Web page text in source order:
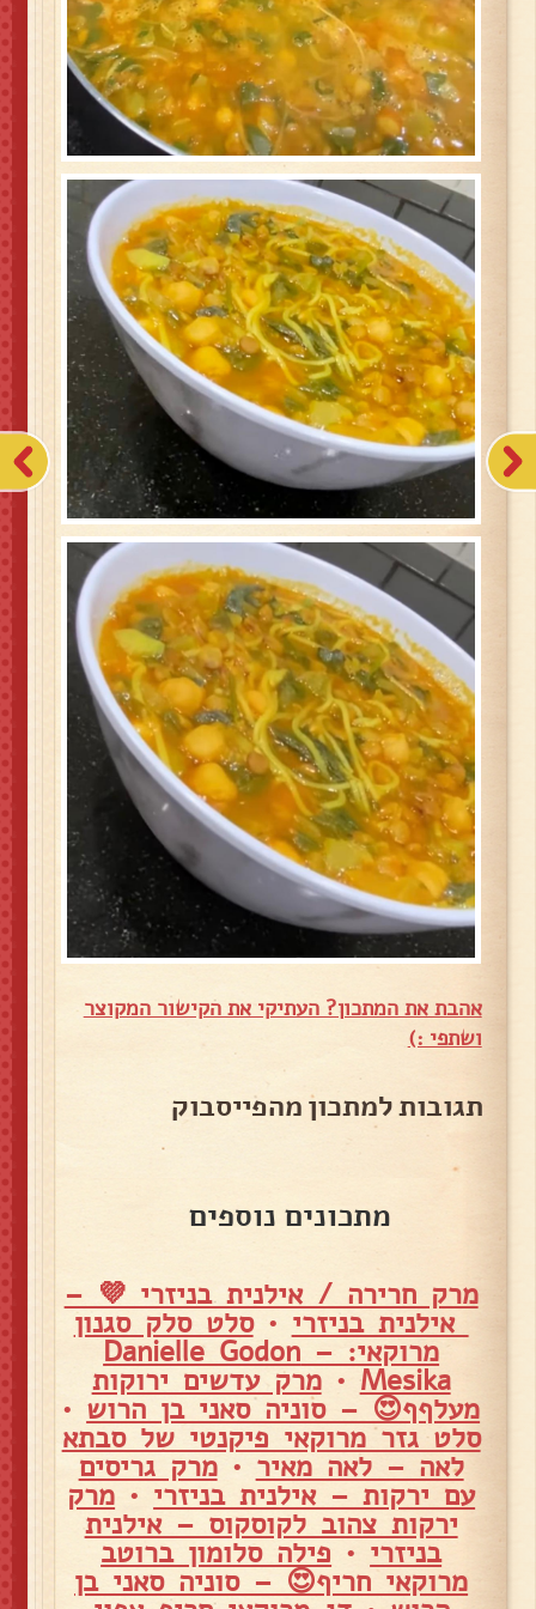
אהבת את המתכון? העתיקי את הקישור המקוצר
ושתפי :)
תגובות למתכון מהפייסבוק
מתכונים נוספים
מרק חרירה / אילנית בניזרי 💜 –
אילנית בניזרי •סלט סלק סגנון
מרוקאי: – Danielle Godon
Mesika
•מרק עדשים ירוקות
מעלףף😍 – סוניה סאני בן הרוש •
סלט גזר מרוקאי פיקנטי של סבתא
לאה – לאה מאיר •מרק גריסים
עם ירקות – אילנית בניזרי • מרק
ירקות צהוב לקוסקוס – אילנית
בניזרי • פילה סלומון ברוטב
מרוקאי חריף😍 – סוניה סאני בן